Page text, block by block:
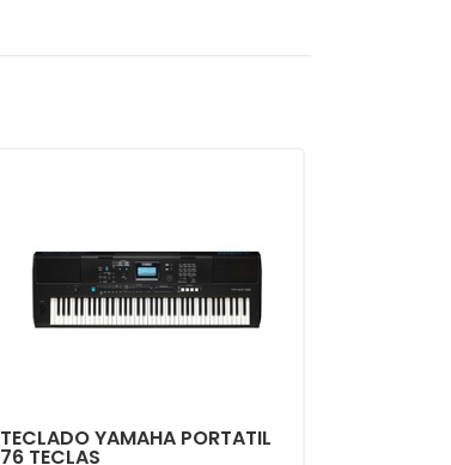
TECLADO YAMAHA PORTATIL
76 TECLAS